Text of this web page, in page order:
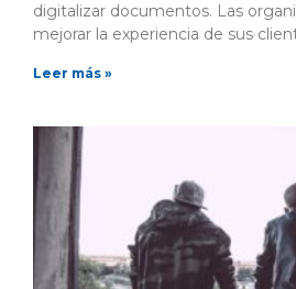
digitalizar documentos. Las
mejorar la experiencia de sus
Leer más »